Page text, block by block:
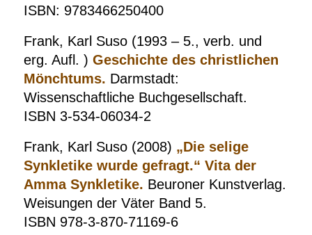
ISBN: 9783466250400
Frank, Karl Suso (1993 – 5., verb. und
erg. Aufl. ) Geschichte des christlichen
Mönchtums. Darmstadt:
Wissenschaftliche Buchgesellschaft.
ISBN 3-534-06034-2
Frank, Karl Suso (2008) „Die selige
Synkletike wurde gefragt.“ Vita der
Amma Synkletike. Beuroner Kunstverlag.
Weisungen der Väter Band 5.
ISBN 978-3-870-71169-6